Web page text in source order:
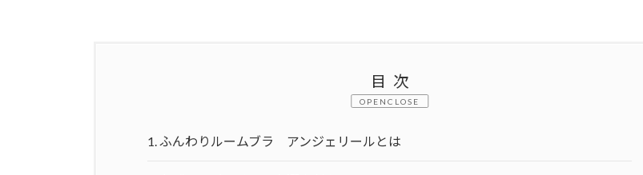
目次
CLOSE
1.ふんわりルームブラ アンジェリールとは